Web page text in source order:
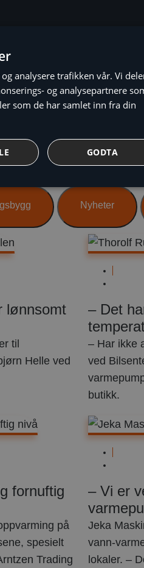
Nyheter
lønnsomt
til
Helle ved
2023
– Det
– Har ikke
ved
butikk.
fornuftig
på
spesielt
Trading
2023
– Vi er
Jeka
vann-
lokaler. –
analysere trafikken vår. Vi
og analysepartnere
som de har samlet inn fra din
GODTA